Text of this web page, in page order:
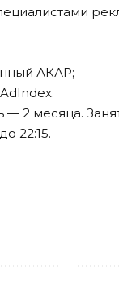
АКАР;
2 месяца.
22:15.